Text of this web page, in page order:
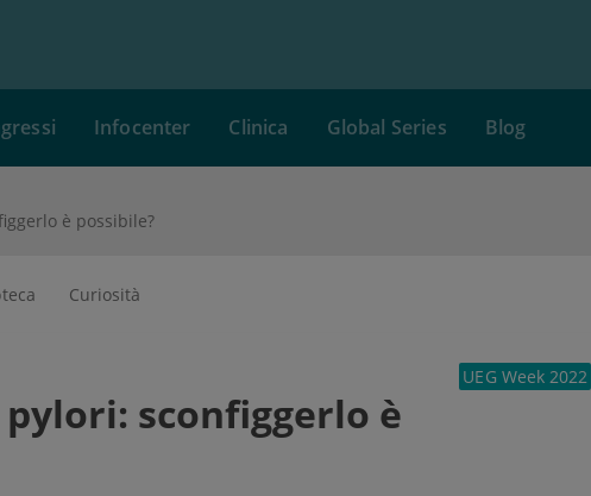
Infocenter Clinica Global Series Blog
è possibile?
Curiosità
UEG Week 2022
sconfiggerlo è